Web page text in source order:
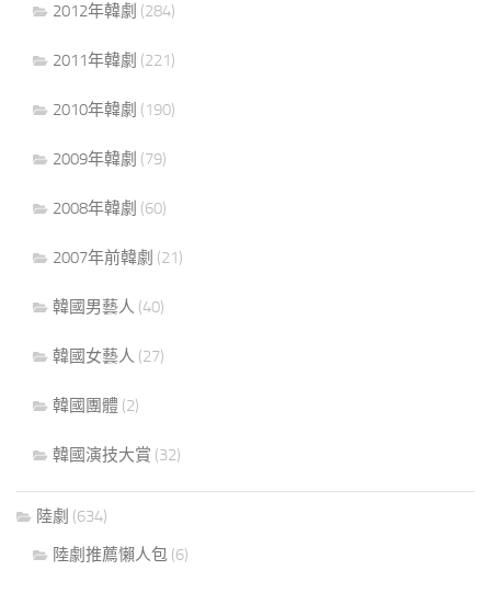
2012年韓劇 (284)
2011年韓劇 (221)
2010年韓劇 (190)
2009年韓劇 (79)
2008年韓劇 (60)
2007年前韓劇 (21)
韓國男藝人 (40)
韓國女藝人 (27)
韓國團體 (2)
韓國演技大賞 (32)
陸劇 (634)
陸劇推薦懶人包 (6)